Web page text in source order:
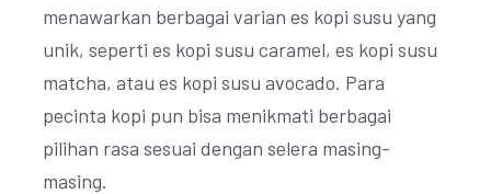
menawarkan berbagai varian es kopi susu yang
unik, seperti es kopi susu caramel, es kopi susu
matcha, atau es kopi susu avocado. Para
pecinta kopi pun bisa menikmati berbagai
pilihan rasa sesuai dengan selera masing-
masing.